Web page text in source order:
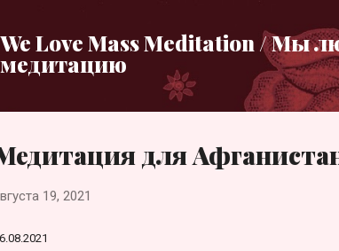
We Love Mass Meditation / Мы
медитацию
для
19, 2021